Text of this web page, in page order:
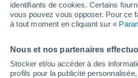
identifiants de cookies. Certains
vous pouvez vous opposer. Pour ce
à tout moment en cliquant sur «
Nous et nos partenaires
Stocker et/ou accéder à des
profils pour la publicité